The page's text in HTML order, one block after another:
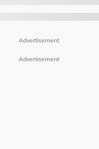
Advertisement
Advertisement